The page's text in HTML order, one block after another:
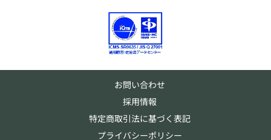
お問い合わせ
採用情報
特定商取引法に基づく表記
プライバシーポリシー